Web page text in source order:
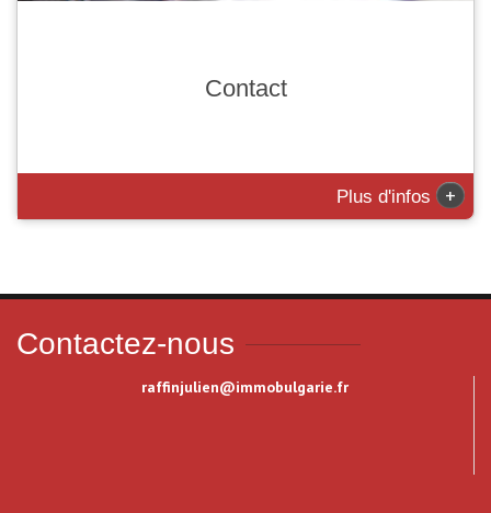
Contact
Plus d'infos +
Contactez-nous
raffinjulien@immobulgarie.fr